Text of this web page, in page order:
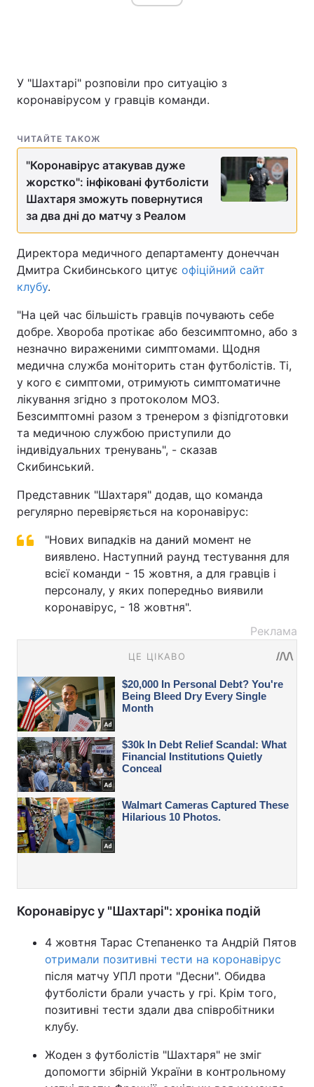
У "Шахтарі" розповіли про ситуацію з
коронавірусом у гравців команди.
ЧИТАЙТЕ ТАКОЖ
"Коронавірус атакував дуже
жорстко": інфіковані футболісти
Шахтаря зможуть повернутися
за два дні до матчу з Реалом
Директора медичного департаменту донеччан
Дмитра Скибинського цитує офіційний сайт
клубу.
"На цей час більшість гравців почувають себе
добре. Хвороба протікає або безсимптомно, або з
незначно вираженими симптомами. Щодня
медична служба моніторить стан футболістів. Ті,
у кого є симптоми, отримують симптоматичне
лікування згідно з протоколом МОЗ.
Безсимптомні разом з тренером з фізпідготовки
та медичною службою приступили до
індивідуальних тренувань", - сказав
Скибинський.
Представник "Шахтаря" додав, що команда
регулярно перевіряється на коронавірус:
"Нових випадків на даний момент не
виявлено. Наступний раунд тестування для
всієї команди - 15 жовтня, а для гравців і
персоналу, у яких попередньо виявили
коронавірус, - 18 жовтня".
Реклама
Коронавірус у "Шахтарі": хроніка подій
4 жовтня Тарас Степаненко та Андрій Пятов
отримали позитивні тести на коронавірус
після матчу УПЛ проти "Десни". Обидва
футболісти брали участь у грі. Крім того,
позитивні тести здали два співробітники
клубу.
Жоден з футболістів "Шахтаря" не зміг
допомогти збірній України в контрольному